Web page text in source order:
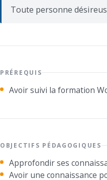
Toute personne
PRÉREQUIS
Avoir suivi la formation
OBJECTIFS PÉDAGOGIQUES
Approfondir ses
Avoir une connaissance